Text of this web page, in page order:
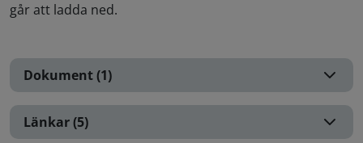
går att ladda ned.
Dokument (1)
Länkar (5)